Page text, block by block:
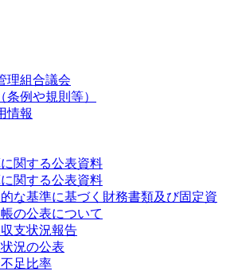
理組合議会
条例や規則等）
情報
関する公表資料
関する公表資料
な基準に基づく財務書類及び固定資
の公表について
支状況報告
況の公表
足比率